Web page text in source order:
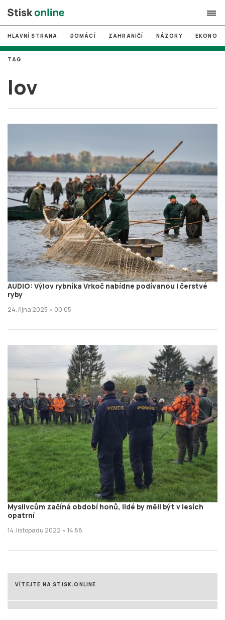
search
# MUNI
# Brno
# volby
Zapomněli jste heslo?
Založit nový účet
HLAVNÍ STRANA DOMÁCÍ ZAHRANIČÍ NÁZORY
lov
TAG
AUDIO: Výlov rybníka Vrkoč nabídne podívanou i čerstvé
ryby
24. října 2025 • 00:05
Myslivcům začíná období honů, lidé by měli být v lesích
opatrní
14. listopadu 2022 • 14:58
VÍTEJTE NA STISK.ONLINE